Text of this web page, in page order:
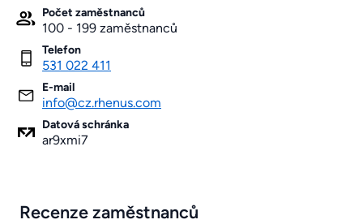
Počet zaměstnanců
100 - 199 zaměstnanců
Telefon
531 022 411
E-mail
info@cz.rhenus.com
Datová schránka
ar9xmi7
Recenze zaměstnanců